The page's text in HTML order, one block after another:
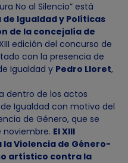
No al Silencio” está
Igualdad y Políticas
de la concejalía de
edición del concurso de
con la presencia de
Igualdad y Pedro Lloret,
de los actos
Igualdad con motivo del
de Género, que se
El XIII
Violencia de Género-
artístico contra la